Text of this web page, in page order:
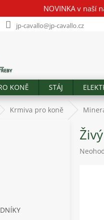
NOVINKA v naší
jp-cavallo@jp-cavallo.cz
KONĚ STÁJ
Krmiva pro koně